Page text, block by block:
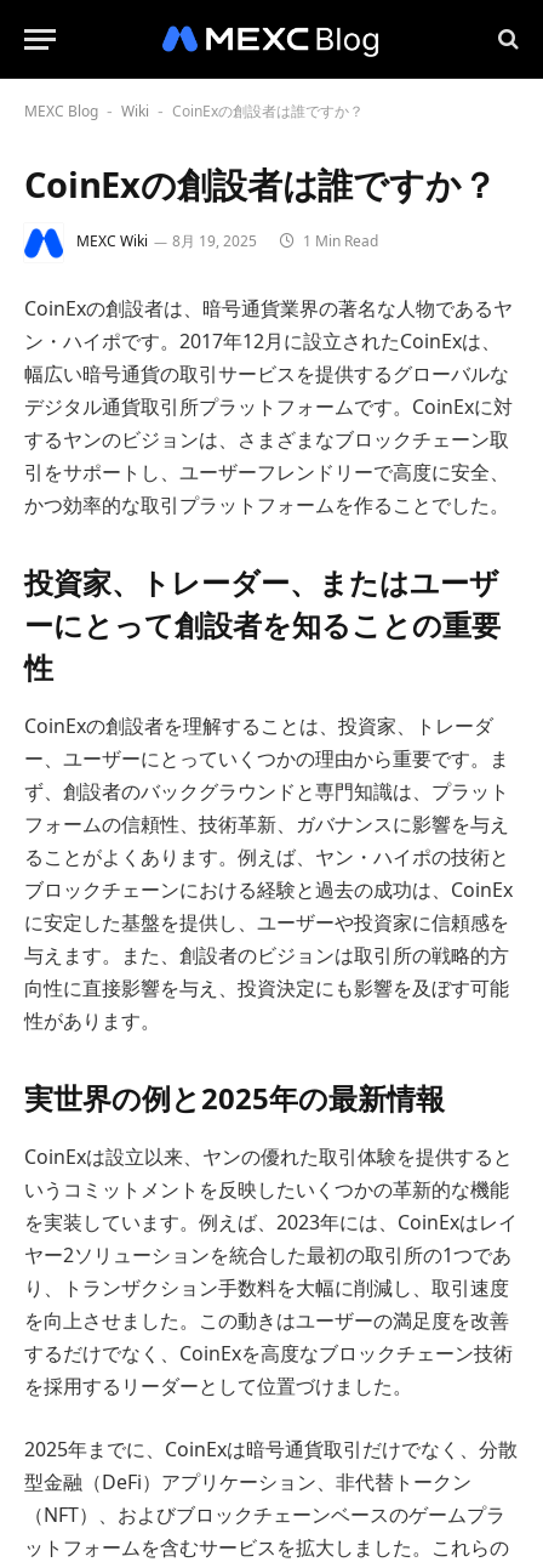
MEXC Blog - Wiki - CoinExの創設者は誰ですか？
CoinExの創設者は誰ですか？
MEXC Wiki 8月 19, 2025 1 Min Read
CoinExの創設者は、暗号通貨業界の著名な人物であるヤ
ン・ハイポです。2017年12月に設立されたCoinExは、
幅広い暗号通貨の取引サービスを提供するグローバルな
デジタル通貨取引所プラットフォームです。CoinExに対
するヤンのビジョンは、さまざまなブロックチェーン取
引をサポートし、ユーザーフレンドリーで高度に安全、
かつ効率的な取引プラットフォームを作ることでした。
投資家、トレーダー、またはユーザ
ーにとって創設者を知ることの重要
性
CoinExの創設者を理解することは、投資家、トレーダ
ー、ユーザーにとっていくつかの理由から重要です。ま
ず、創設者のバックグラウンドと専門知識は、プラット
フォームの信頼性、技術革新、ガバナンスに影響を与え
ることがよくあります。例えば、ヤン・ハイポの技術と
ブロックチェーンにおける経験と過去の成功は、CoinEx
に安定した基盤を提供し、ユーザーや投資家に信頼感を
与えます。また、創設者のビジョンは取引所の戦略的方
向性に直接影響を与え、投資決定にも影響を及ぼす可能
性があります。
実世界の例と2025年の最新情報
CoinExは設立以来、ヤンの優れた取引体験を提供すると
いうコミットメントを反映したいくつかの革新的な機能
を実装しています。例えば、2023年には、CoinExはレイ
ヤー2ソリューションを統合した最初の取引所の1つであ
り、トランザクション手数料を大幅に削減し、取引速度
を向上させました。この動きはユーザーの満足度を改善
するだけでなく、CoinExを高度なブロックチェーン技術
を採用するリーダーとして位置づけました。
2025年までに、CoinExは暗号通貨取引だけでなく、分散
型金融（DeFi）アプリケーション、非代替トークン
（NFT）、およびブロックチェーンベースのゲームプラ
ットフォームを含むサービスを拡大しました。これらの